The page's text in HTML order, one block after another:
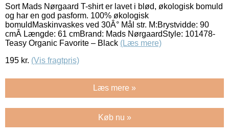
Sort Mads Nørgaard T-shirt er lavet i blød, økologisk bomuld
og har en god pasform. 100% økologisk
bomuldMaskinvaskes ved 30Â° Mål str. M:Brystvidde: 90
cmÂ Længde: 61 cmBrand: Mads NørgaardStyle: 101478-
Teasy Organic Favorite – Black (Læs mere)
195 kr. (Vis fragtpris)
Læs mere »
Køb nu »